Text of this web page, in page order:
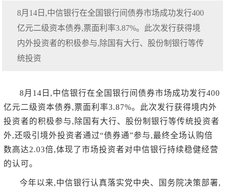
8月14日,中信银行在全国银行间债券市场成功发行400
亿元二级资本债券,票面利率3.87%。此次发行获得境
内外投资者的积极参与,除国有大行、股份制银行等传
统投资
8月14日,中信银行在全国银行间债券市场成功发行400
亿元二级资本债券,票面利率3.87%。此次发行获得境内外
投资者的积极参与,除国有大行、股份制银行等传统投资者
外,还吸引境外投资者通过“债券通”参与,最终全场认购倍
数高达2.03倍,体现了市场投资者对中信银行持续稳健经营
的认可。
今年以来,中信银行认真落实党中央、国务院决策部署,